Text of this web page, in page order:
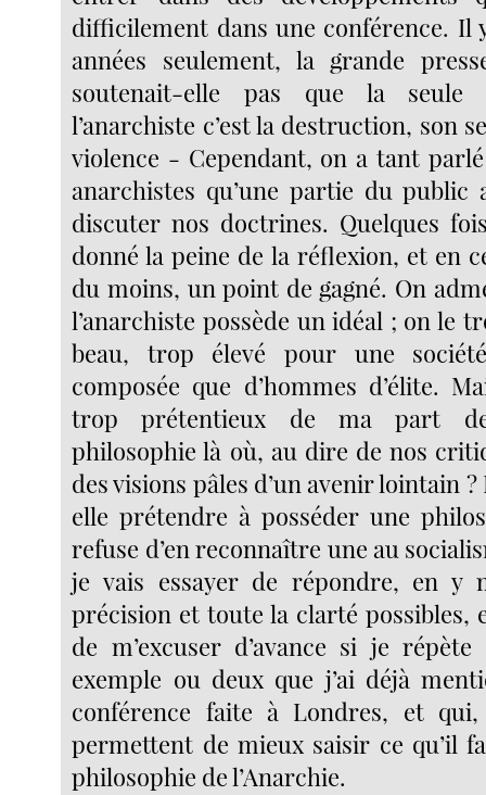
difficilement dans une conférence. Il
années seulement, la grande
soutenait-elle pas que la seule
l’anarchiste c’est la destruction, son
violence - Cependant, on a tant
anarchistes qu’une partie du
discuter nos doctrines. Quelques
donné la peine de la réflexion, et en
du moins, un point de gagné. On
l’anarchiste possède un idéal ; on le
beau, trop élevé pour une
composée que d’hommes d’élite.
trop prétentieux de ma part
philosophie là où, au dire de nos
des visions pâles d’un avenir lointain
elle prétendre à posséder une
refuse d’en reconnaître une au
je vais essayer de répondre, en y
précision et toute la clarté possibles,
de m’excuser d’avance si je
exemple ou deux que j’ai déjà
conférence faite à Londres, et
permettent de mieux saisir ce qu’il
philosophie de l’Anarchie.